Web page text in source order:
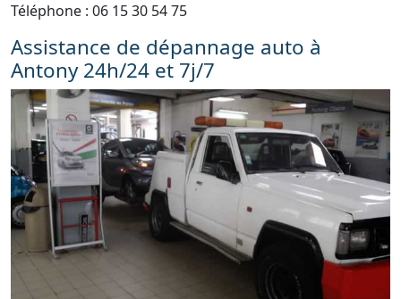
Téléphone : 06 15 30 54 75
Assistance de dépannage auto à
Antony 24h/24 et 7j/7